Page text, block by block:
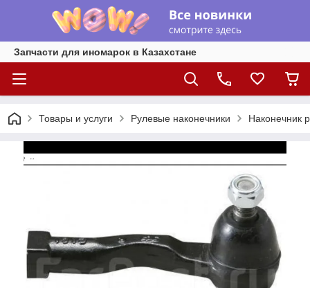
Запчасти для иномарок в Казахстане
Товары и услуги Рулевые наконечники Наконечник